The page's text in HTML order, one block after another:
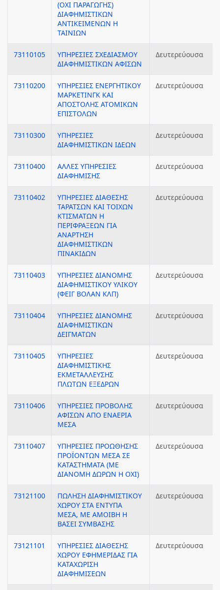
(ΟΧΙ ΠΑΡΑΓΩΓΗΣ)
ΔΙΑΦΗΜΙΣΤΙΚΩΝ
ΑΝΤΙΚΕΙΜΕΝΩΝ Η
ΤΑΙΝΙΩΝ
73110105
ΥΠΗΡΕΣΙΕΣ ΣΧΕΔΙΑΣΜΟΥ
ΔΙΑΦΗΜΙΣΤΙΚΩΝ ΑΦΙΣΩΝ
Δευτερεύουσα
73110200
ΥΠΗΡΕΣΙΕΣ ΕΝΕΡΓΗΤΙΚΟΥ
ΜΑΡΚΕΤΙΝΓΚ ΚΑΙ
ΑΠΟΣΤΟΛΗΣ ΑΤΟΜΙΚΩΝ
ΕΠΙΣΤΟΛΩΝ
Δευτερεύουσα
73110300
ΥΠΗΡΕΣΙΕΣ
ΔΙΑΦΗΜΙΣΤΙΚΩΝ ΙΔΕΩΝ
Δευτερεύουσα
73110400
ΑΛΛΕΣ ΥΠΗΡΕΣΙΕΣ
ΔΙΑΦΗΜΙΣΗΣ
Δευτερεύουσα
73110402
ΥΠΗΡΕΣΙΕΣ ΔΙΑΘΕΣΗΣ
ΤΑΡΑΤΣΩΝ ΚΑΙ ΤΟΙΧΩΝ
ΚΤΙΣΜΑΤΩΝ Η
ΠΕΡΙΦΡΑΞΕΩΝ ΓΙΑ
ΑΝΑΡΤΗΣΗ
ΔΙΑΦΗΜΙΣΤΙΚΩΝ
ΠΙΝΑΚΙΔΩΝ
Δευτερεύουσα
73110403
ΥΠΗΡΕΣΙΕΣ ΔΙΑΝΟΜΗΣ
ΔΙΑΦΗΜΙΣΤΙΚΟΥ ΥΛΙΚΟΥ
(ΦΕΙΓ ΒΟΛΑΝ ΚΛΠ)
Δευτερεύουσα
73110404
ΥΠΗΡΕΣΙΕΣ ΔΙΑΝΟΜΗΣ
ΔΙΑΦΗΜΙΣΤΙΚΩΝ
ΔΕΙΓΜΑΤΩΝ
Δευτερεύουσα
73110405
ΥΠΗΡΕΣΙΕΣ
ΔΙΑΦΗΜΙΣΤΙΚΗΣ
ΕΚΜΕΤΑΛΛΕΥΣΗΣ
ΠΛΩΤΩΝ ΕΞΕΔΡΩΝ
Δευτερεύουσα
73110406
ΥΠΗΡΕΣΙΕΣ ΠΡΟΒΟΛΗΣ
ΑΦΙΣΩΝ ΑΠΟ ΕΝΑΕΡΙΑ
ΜΕΣΑ
Δευτερεύουσα
73110407
ΥΠΗΡΕΣΙΕΣ ΠΡΟΩΘΗΣΗΣ
ΠΡΟΪΟΝΤΩΝ ΜΕΣΑ ΣΕ
ΚΑΤΑΣΤΗΜΑΤΑ (ΜΕ
ΔΙΑΝΟΜΗ ΔΩΡΩΝ Η ΟΧΙ)
Δευτερεύουσα
73121100
ΠΩΛΗΣΗ ΔΙΑΦΗΜΙΣΤΙΚΟΥ
ΧΩΡΟΥ ΣΤΑ ΕΝΤΥΠΑ
ΜΕΣΑ, ΜΕ ΑΜΟΙΒΗ Η
ΒΑΣΕΙ ΣΥΜΒΑΣΗΣ
Δευτερεύουσα
73121101
ΥΠΗΡΕΣΙΕΣ ΔΙΑΘΕΣΗΣ
ΧΩΡΟΥ ΕΦΗΜΕΡΙΔΑΣ ΓΙΑ
ΚΑΤΑΧΩΡΙΣΗ
ΔΙΑΦΗΜΙΣΕΩΝ
Δευτερεύουσα